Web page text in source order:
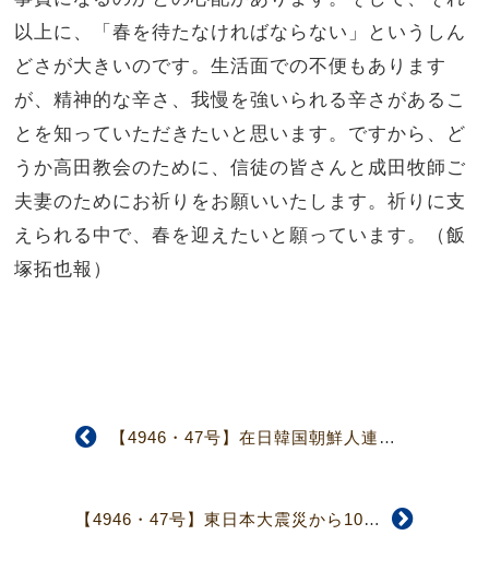
以上に、「春を待たなければならない」というしん
どさが大きいのです。生活面での不便もあります
が、精神的な辛さ、我慢を強いられる辛さがあるこ
とを知っていただきたいと思います。ですから、ど
うか高田教会のために、信徒の皆さんと成田牧師ご
夫妻のためにお祈りをお願いいたします。祈りに支
えられる中で、春を迎えたいと願っています。（飯
塚拓也報）
【4946・47号】在日韓国朝鮮人連帯特設委員会 日韓問題に関しての学習会を開催
【4946・47号】東日本大震災から10年